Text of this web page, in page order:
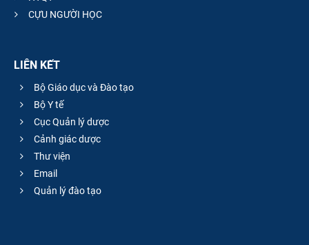
CỰU NGƯỜI HỌC
LIÊN KẾT
Bộ Giáo dục và Đào tạo
Bộ Y tế
Cục Quản lý dược
Cảnh giác dược
Thư viện
Email
Quản lý đào tạo